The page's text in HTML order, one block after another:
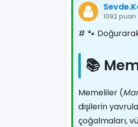
1092
# 🐾
📚
Memeliler (
dişilerin
çoğalmaları,